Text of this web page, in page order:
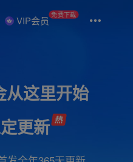
VIP会员 免费下载
从这里开始
更新